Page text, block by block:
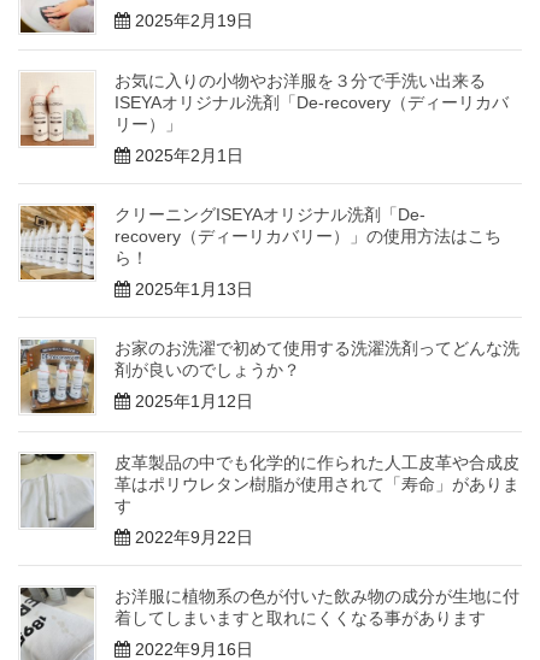
2025年2月19日
お気に入りの小物やお洋服を３分で手洗い出来る
ISEYAオリジナル洗剤「De-recovery（ディーリカバ
リー）」
2025年2月1日
クリーニングISEYAオリジナル洗剤「De-
recovery（ディーリカバリー）」の使用方法はこち
ら！
2025年1月13日
お家のお洗濯で初めて使用する洗濯洗剤ってどんな洗
剤が良いのでしょうか？
2025年1月12日
皮革製品の中でも化学的に作られた人工皮革や合成皮
革はポリウレタン樹脂が使用されて「寿命」がありま
す
2022年9月22日
お洋服に植物系の色が付いた飲み物の成分が生地に付
着してしまいますと取れにくくなる事があります
2022年9月16日